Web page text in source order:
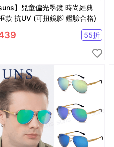
suns】兒童偏光墨鏡 時尚經典
款 抗UV (可扭鏡腳 鑑驗合格)
55折